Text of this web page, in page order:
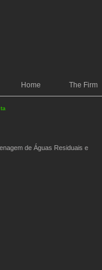
Home The Firm
de Águas Residuais e